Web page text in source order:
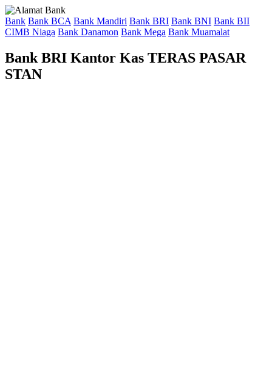
Bank Bank BCA Bank Mandiri Bank BRI Bank BNI Bank BII
CIMB Niaga Bank Danamon Bank Mega Bank Muamalat
Bank BRI Kantor Kas TERAS PASAR
STAN